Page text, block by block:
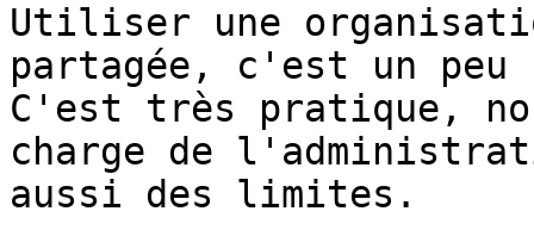
Utiliser une
partagée, c'est un peu
C'est très pratique,
charge de
aussi des limites.